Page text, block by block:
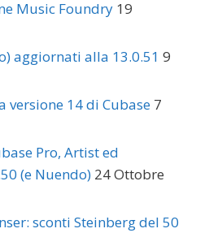
Music Foundry 19
aggiornati alla 13.0.51 9
versione 14 di Cubase 7
Pro, Artist ed
(e Nuendo) 24 Ottobre
sconti Steinberg del 50